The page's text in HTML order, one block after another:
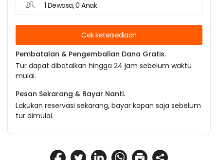
1 Dewasa, 0 Anak
Cek ketersediaan
Pembatalan & Pengembalian Dana Gratis.
Tur dapat dibatalkan hingga 24 jam sebelum waktu
mulai.
Pesan Sekarang & Bayar Nanti.
Lakukan reservasi sekarang, bayar kapan saja sebelum
tur dimulai.